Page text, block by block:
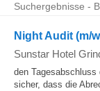
Suchergebnisse -
Night Audit (m/
Sunstar Hotel
den
sicher, dass die